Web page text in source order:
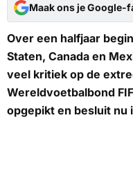
Maak ons je Google-
Over een halfjaar
Staten, Canada en
veel kritiek op de
Wereldvoetbalbond
opgepikt en besluit nu